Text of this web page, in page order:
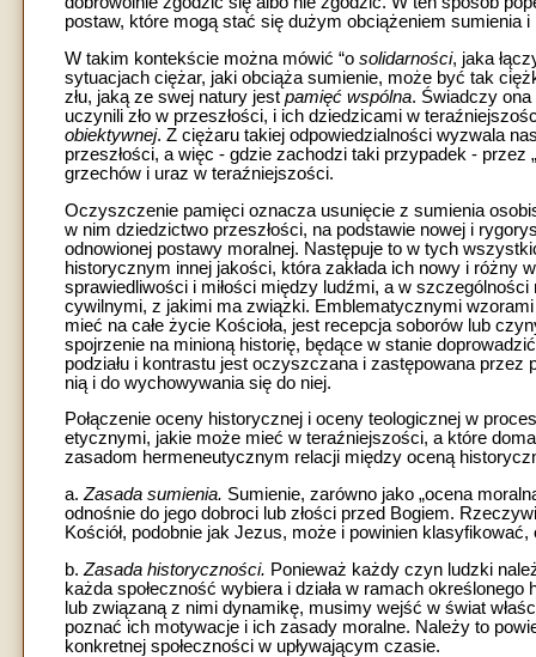
postaw, które mogą stać się dużym obciążeniem sumienia
W takim kontekście można mówić “o solidarności, jaka
sytuacjach ciężar, jaki obciąża sumienie, może być tak
złu, jaką ze swej natury jest pamięć wspólna. Świadczy
uczynili zło w przeszłości, i ich dziedzicami w
obiektywnej. Z ciężaru takiej odpowiedzialności wyzwala
przeszłości, a więc - gdzie zachodzi taki przypadek -
grzechów i uraz w teraźniejszości.
Oczyszczenie pamięci oznacza usunięcie z sumienia
w nim dziedzictwo przeszłości, na podstawie nowej i
odnowionej postawy moralnej. Następuje to w tych
historycznym innej jakości, która zakłada ich nowy i różny
sprawiedliwości i miłości między ludźmi, a w
cywilnymi, z jakimi ma związki. Emblematycznymi
mieć na całe życie Kościoła, jest recepcja soborów lub
spojrzenie na minioną historię, będące w stanie
podziału i kontrastu jest oczyszczana i zastępowana
nią i do wychowywania się do niej.
Połączenie oceny historycznej i oceny teologicznej w
etycznymi, jakie może mieć w teraźniejszości, a które
zasadom hermeneutycznym relacji między oceną
a. Zasada sumienia. Sumienie, zarówno jako „ocena
odnośnie do jego dobroci lub złości przed Bogiem.
Kościół, podobnie jak Jezus, może i powinien
b. Zasada historyczności. Ponieważ każdy czyn ludzki
każda społeczność wybiera i działa w ramach
lub związaną z nimi dynamikę, musimy wejść w świat
poznać ich motywacje i ich zasady moralne. Należy to
konkretnej społeczności w upływającym czasie.